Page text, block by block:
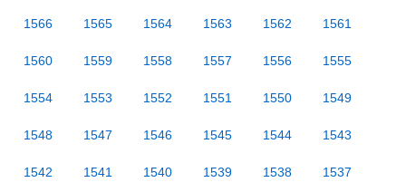
1566 1565 1564 1563 1562 1561
1560 1559 1558 1557 1556 1555
1554 1553 1552 1551 1550 1549
1548 1547 1546 1545 1544 1543
1542 1541 1540 1539 1538 1537